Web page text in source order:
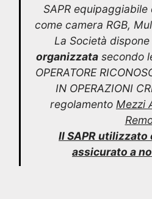
SAPR
come camera RGB,
La Società
organizzata secondo
OPERATORE
IN OPERAZIONI
regolamento Mezzi
Il SAPR utilizzato
assicurato a